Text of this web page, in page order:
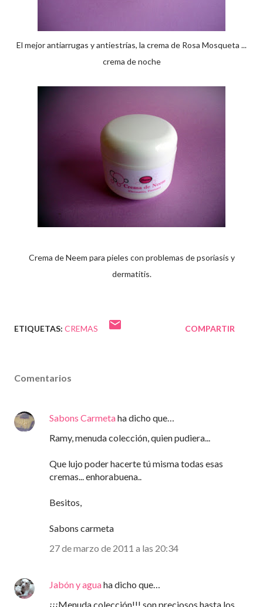
El mejor antiarrugas y antiestrías, la crema de Rosa Mosqueta ...
crema de noche
Crema de Neem para pieles con problemas de psoriasis y
dermatitis.
ETIQUETAS: CREMAS COMPARTIR
Comentarios
Sabons Carmetaha dicho que…
Ramy, menuda colección, quien pudiera...
Que lujo poder hacerte tú misma todas esas
cremas... enhorabuena..
Besitos,
Sabons carmeta
27 de marzo de 2011 a las 20:34
Jabón y aguaha dicho que…
¡¡¡Menuda colección!!! son preciosos hasta los